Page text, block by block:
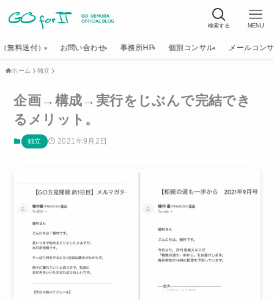
検索する MENU
無料送付） お問い合わせ 事務所HP 個別コンサル メールコン
ホーム 独立
企画→構成→実行をじぶんで完結でき
るメリット。
独立 2021年9月2日